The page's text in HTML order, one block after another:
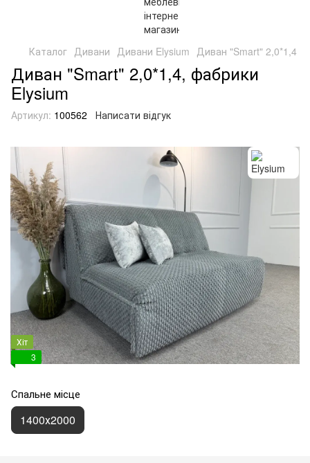
Каталог Дивани Дивани Elysium Диван "Smart" 2,0*1,4
Диван "Smart" 2,0*1,4, фабрики
Elysium
Артикул: 100562 Написати відгук
Хіт
3
Спальне місце
1400х2000